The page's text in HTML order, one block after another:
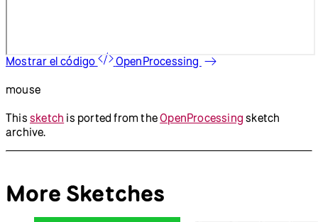
Mostrar el código OpenProcessing
mouse
This sketch is ported from theOpenProcessing sketch
archive.
More Sketches